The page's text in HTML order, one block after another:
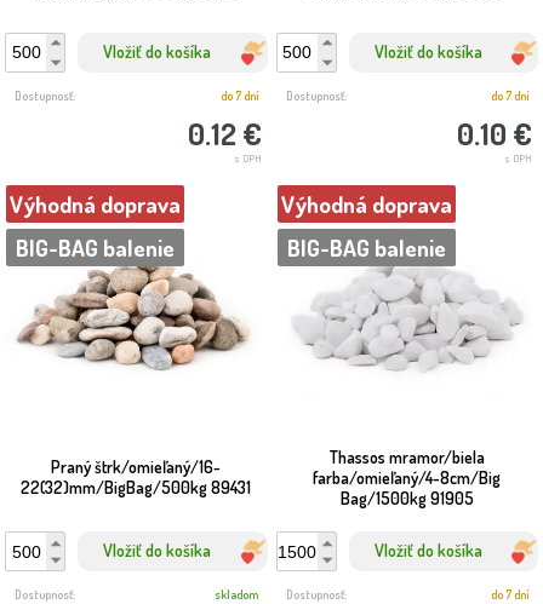
Vložiť do košíka
0.12 €
s DPH
Dostupnosť: do 7 dní
Vložiť do košíka
0.10 €
s DPH
Dostupnosť: do 7 dní
Praný štrk/omieľaný/16-
22(32)mm/BigBag/500kg 89431
Výhodná doprava
BIG-BAG balenie
Vložiť do košíka
Dostupnosť: skladom
Thassos mramor/biela
farba/omieľaný/4-8cm/Big
Bag/1500kg 91905
Výhodná doprava
BIG-BAG balenie
Vložiť do košíka
Dostupnosť: do 7 dní